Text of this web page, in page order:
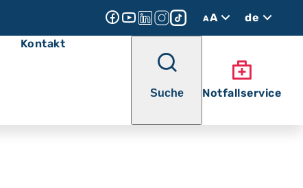
AA
de
Kontakt
Suche Notfallservice